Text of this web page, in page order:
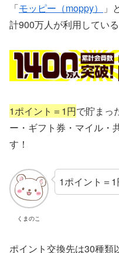
「モッピー（moppy）
」
計900万人が利用してい
1ポイント＝1円で貯まっ
ー・ギフト券・マイル・
す！
くまのこ
1ポイント＝
ポイント交換先は30種類